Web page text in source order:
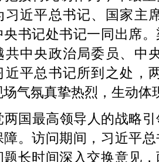
习近平总书记、国家主
央书记处书记一同出席
共中央政治局委员、中
近平总书记所到之处，
气氛真挚热烈，生动体
两国最高领导人的战略
障。访问期间，习近平
题长时间深入交换意见